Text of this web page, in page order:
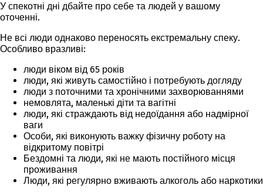
У спекотні дні дбайте про себе та людей у вашому
оточенні.
Не всі люди однаково переносять екстремальну спеку.
Особливо вразливі:
люди віком від 65 років
люди, які живуть самостійно і потребують догляду
люди з поточними та хронічними захворюваннями
немовлята, маленькі діти та вагітні
люди, які страждають від недоїдання або надмірної
ваги
Особи, які виконують важку фізичну роботу на
відкритому повітрі
Бездомні та люди, які не мають постійного місця
проживання
Люди, які регулярно вживають алкоголь або наркотики